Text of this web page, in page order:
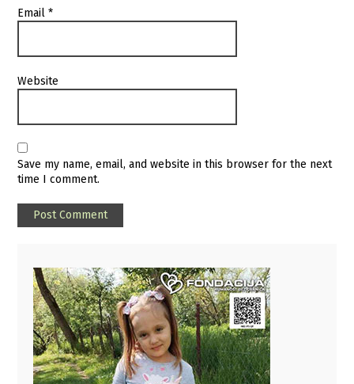
Email*
Website
Save my name, email, and website in this browser for the next
time I comment.